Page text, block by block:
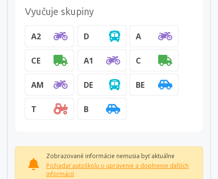
Zobrazované informácie nemusia byť aktuálne
Požiadať autoškolu o upravenie a doplnenie ďalších
informácií
Vyučuje skupiny
A2 D A
CE A1 C
AM DE BE
T B